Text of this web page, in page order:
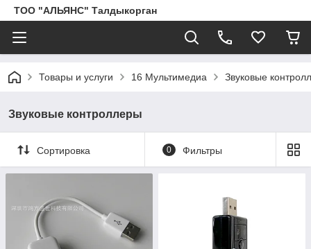
ТОО "АЛЬЯНС" Талдыкорган
Товары и услуги 16 Мультимедиа Звуковые
Звуковые контроллеры
Сортировка 0 Фильтры